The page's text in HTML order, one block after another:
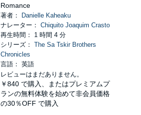
Romance
著者：
Danielle Kaheaku
ナレーター： Chiquito Joaquim Crasto
再生時間： 1 時間 4 分
シリーズ： The Sa Tskir Brothers
Chronicles
言語： 英語
レビューはまだありません。
￥840 で購入、またはプレミアムプ
ランの無料体験を始めて非会員価格
の30％OFF で購入